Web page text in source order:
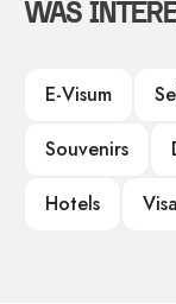
WAS
E-Visum
Souvenirs
Hotels
Visa